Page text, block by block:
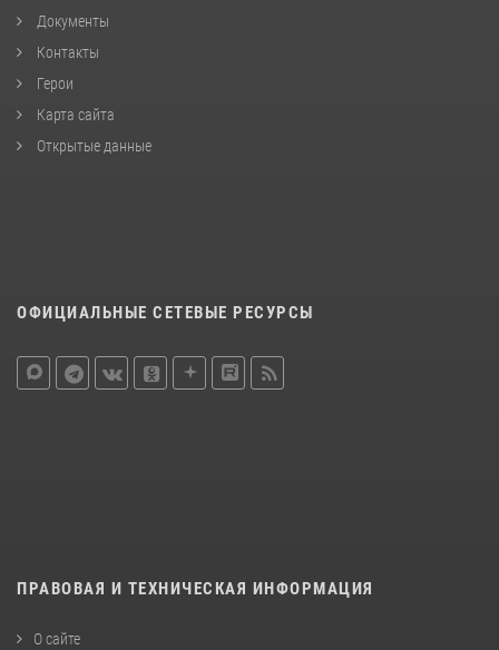
Документы
Контакты
Герои
Карта сайта
Открытые данные
ОФИЦИАЛЬНЫЕ СЕТЕВЫЕ РЕСУРСЫ
ПРАВОВАЯ И ТЕХНИЧЕСКАЯ ИНФОРМАЦИЯ
О сайте